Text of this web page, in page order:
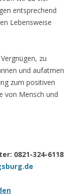
entsprechend
Lebensweise
zu
und aufatmen
zum positiven
von Mensch und
0821-324-6118